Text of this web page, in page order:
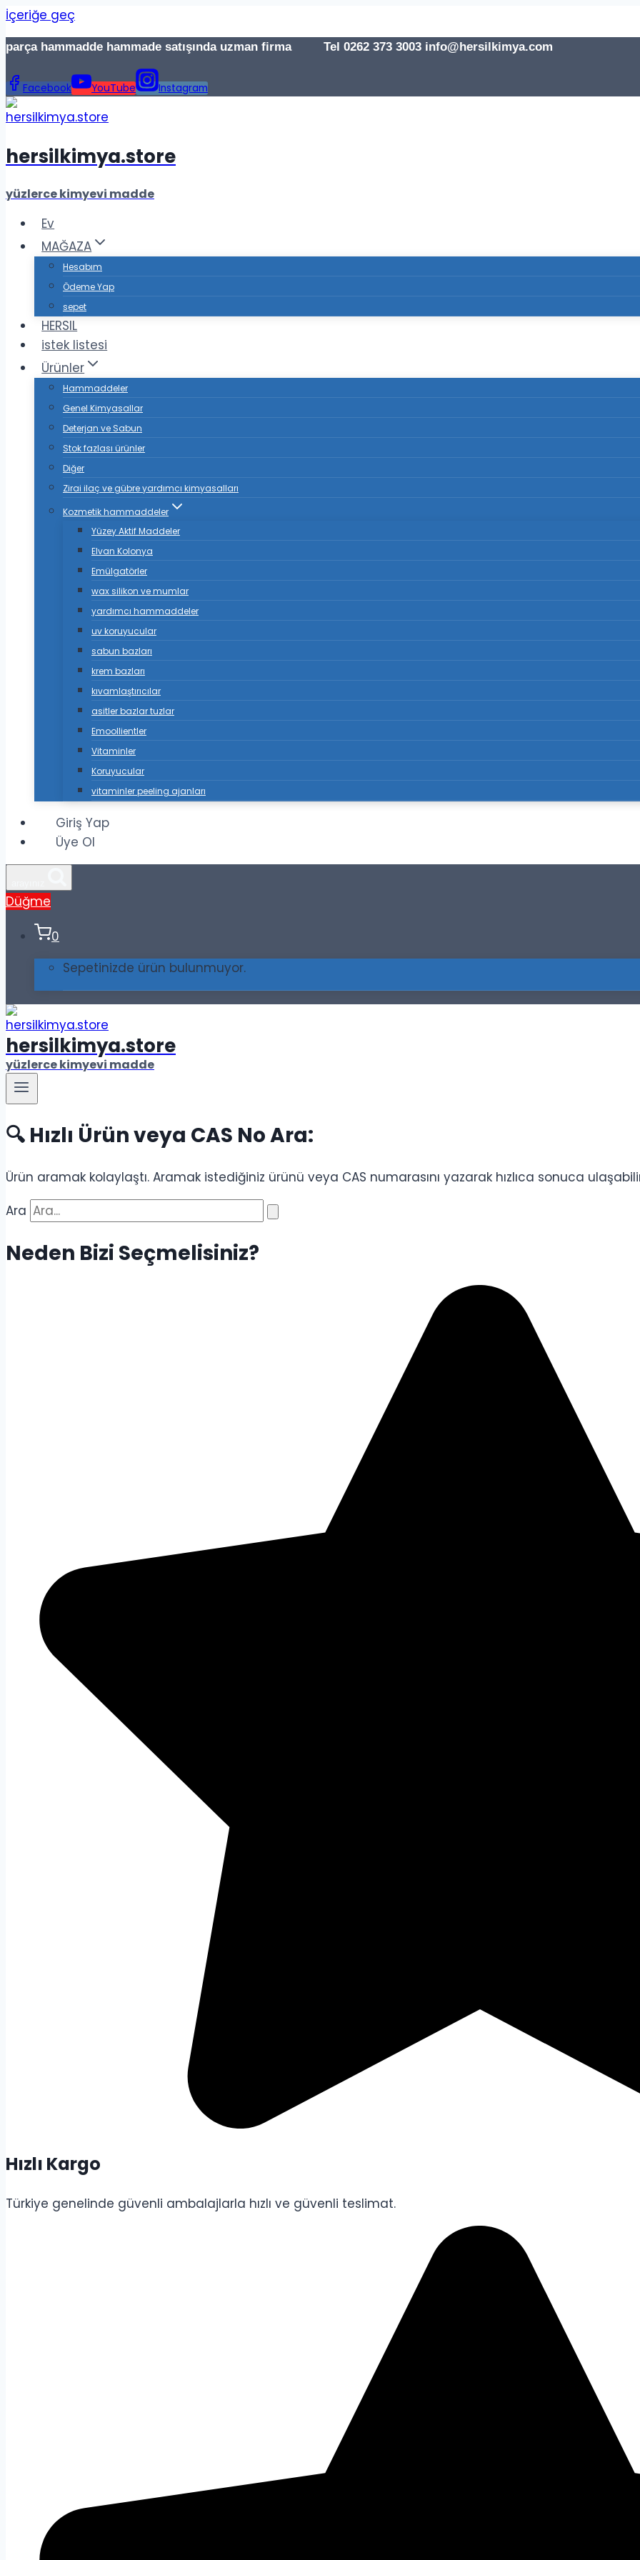
İçeriğe geç
parça hammadde hammade satışında uzman firma Tel 0262 373 3003 info@hersilkimya.com
Facebook YouTube Instagram
hersilkimya.store
yüzlerce kimyevi madde
Ev
MAĞAZA
Hesabım
Ödeme Yap
sepet
HERSIL
istek listesi
Ürünler
Hammaddeler
Genel Kimyasallar
Deterjan ve Sabun
Stok fazlası ürünler
Diğer
Zirai ilaç ve gübre yardımcı kimyasalları
Kozmetik hammaddeler
Yüzey Aktif Maddeler
Elvan Kolonya
Emülgatörler
wax silikon ve mumlar
yardımcı hammaddeler
uv koruyucular
sabun bazları
krem bazları
kıvamlaştırıcılar
asitler bazlar tuzlar
Emoollientler
Vitaminler
Koruyucular
vitaminler peeling ajanları
Giriş Yap
Üye Ol
Düğme
0
Sepetinizde ürün bulunmuyor.
hersilkimya.store
yüzlerce kimyevi madde
🔍 Hızlı Ürün veya CAS No Ara:
Ürün aramak kolaylaştı. Aramak istediğiniz ürünü veya CAS numarasını yazarak hızlıca sonuca
Ara
Neden Bizi Seçmelisiniz?
Hızlı Kargo
Türkiye genelinde güvenli ambalajlarla hızlı ve güvenli teslimat.